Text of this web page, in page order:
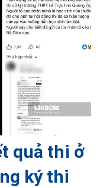
quả thi ở
ký thi